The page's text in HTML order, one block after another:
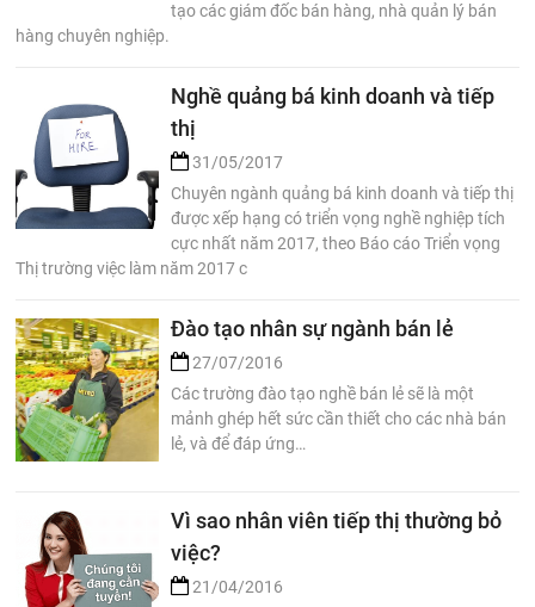
tạo các giám đốc bán hàng, nhà quản lý bán
hàng chuyên nghiệp.
Nghề quảng bá kinh doanh và tiếp
thị
31/05/2017
Chuyên ngành quảng bá kinh doanh và tiếp thị
được xếp hạng có triển vọng nghề nghiệp tích
cực nhất năm 2017, theo Báo cáo Triển vọng
Thị trường việc làm năm 2017 c
Đào tạo nhân sự ngành bán lẻ
27/07/2016
Các trường đào tạo nghề bán lẻ sẽ là một
mảnh ghép hết sức cần thiết cho các nhà bán
lẻ, và để đáp ứng…
Vì sao nhân viên tiếp thị thường bỏ
việc?
21/04/2016